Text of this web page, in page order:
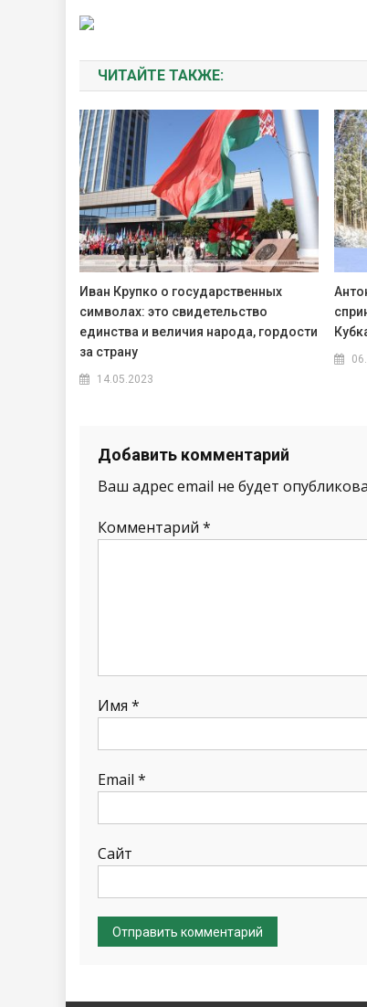
ЧИТАЙТЕ ТАКЖЕ:
Иван Крупко о государственных
символах: это свидетельство
единства и величия народа, гордости
за страну
14.05.2023
Добавить комментарий
Ваш адрес email не будет
Комментарий *
Имя *
Email *
Сайт